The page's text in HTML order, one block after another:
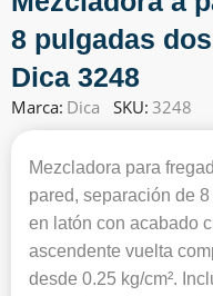
8 pulgadas
Dica 3248
Marca: Dica SKU: 3248
Mezcladora para
pared, separación de
en latón con acabado
ascendente vuelta
desde 0.25 kg/cm².